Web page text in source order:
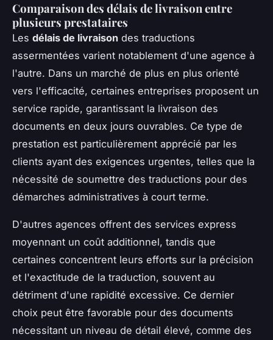
Comparaison des délais de livraison entre
plusieurs prestataires
Les délais de livraison des traductions
assermentées varient notablement d'une agence à
l'autre. Dans un marché de plus en plus orienté
vers l'efficacité, certaines entreprises proposent un
service rapide, garantissant la livraison des
documents en deux jours ouvrables. Ce type de
prestation est particulièrement apprécié par les
clients ayant des exigences urgentes, telles que la
nécessité de soumettre des traductions pour des
démarches administratives à court terme.
D'autres agences offrent des services express
moyennant un coût additionnel, tandis que
certaines concentrent leurs efforts sur la précision
et l'exactitude de la traduction, souvent au
détriment d'une rapidité excessive. Ce dernier
choix peut être favorable pour des documents
nécessitant un niveau de détail élevé, comme des